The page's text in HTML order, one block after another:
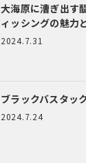
大海原に漕ぎ出す
ィッシングの魅力
2024.7.31
ブラックバスタッ
2024.7.24